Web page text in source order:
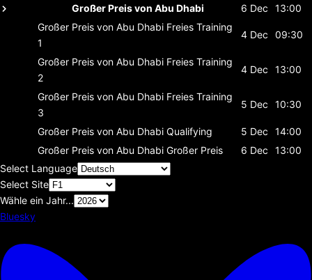
Großer Preis von Abu Dhabi 6 Dec
13:00
Großer Preis von Abu Dhabi Freies Training
1
4 Dec 09:30
Großer Preis von Abu Dhabi Freies Training
2
4 Dec 13:00
Großer Preis von Abu Dhabi Freies Training
3
5 Dec 10:30
Großer Preis von Abu Dhabi Qualifying 5 Dec
14:00
Großer Preis von Abu Dhabi Großer Preis 6 Dec
13:00
Select Language
Select Site
Wähle ein Jahr...
Bluesky